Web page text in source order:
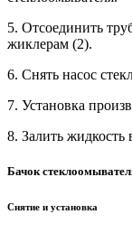
5. Отсоединить
жиклерам (2).
6. Снять насос
7. Установка
8. Залить жидкость
Бачок
Снятие и установка